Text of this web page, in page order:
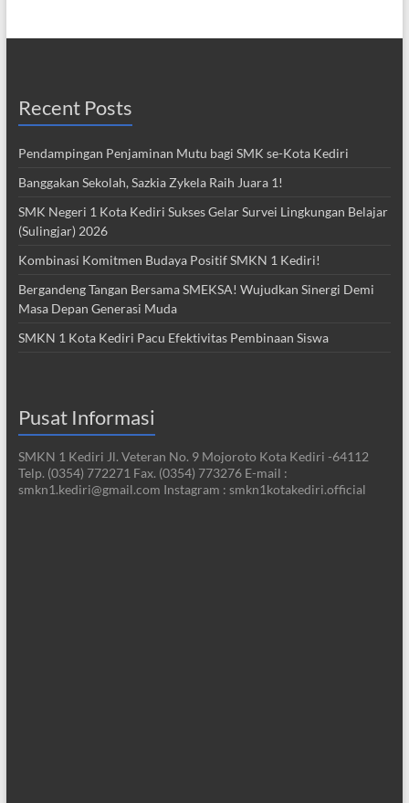
Recent Posts
Pendampingan Penjaminan Mutu bagi SMK se-Kota Kediri
Banggakan Sekolah, Sazkia Zykela Raih Juara 1!
SMK Negeri 1 Kota Kediri Sukses Gelar Survei Lingkungan Belajar
(Sulingjar) 2026
Kombinasi Komitmen Budaya Positif SMKN 1 Kediri!
Bergandeng Tangan Bersama SMEKSA! Wujudkan Sinergi Demi
Masa Depan Generasi Muda
SMKN 1 Kota Kediri Pacu Efektivitas Pembinaan Siswa
Pusat Informasi
SMKN 1 Kediri Jl. Veteran No. 9 Mojoroto Kota Kediri -64112
Telp. (0354) 772271 Fax. (0354) 773276 E-mail :
smkn1.kediri@gmail.com Instagram : smkn1kotakediri.official